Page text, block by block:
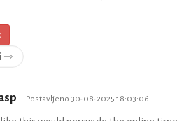
⇾
Postavljeno 30-08-2025 18:03:06